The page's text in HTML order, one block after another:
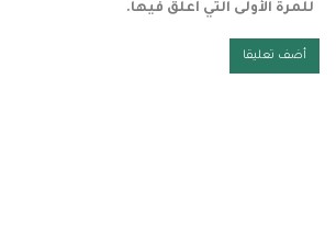
للمرة الأولى التي أعلق فيها.